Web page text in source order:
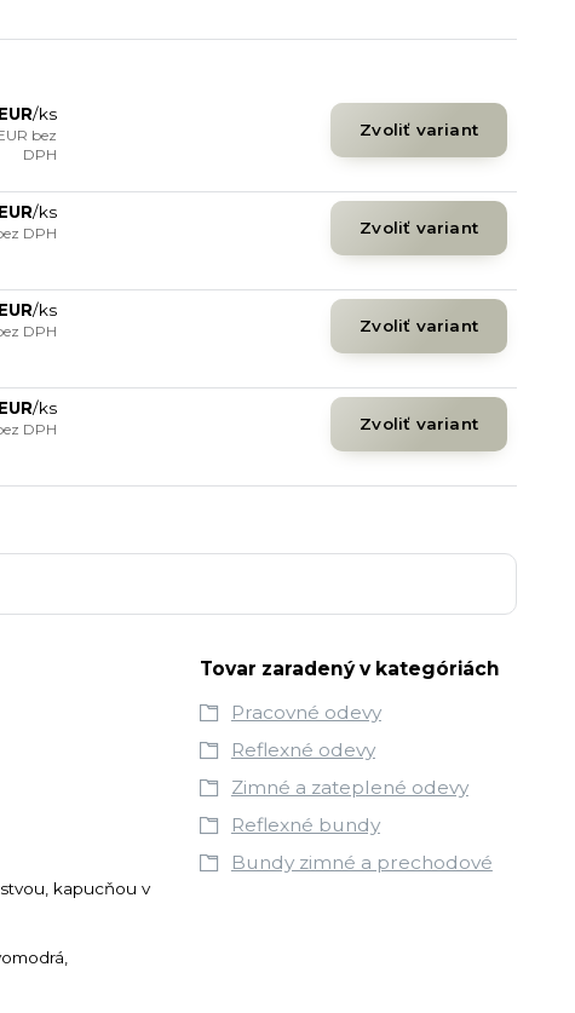
/ks
bez
DPH
Zvoliť variant
/ks
DPH Zvoliť variant
/ks
DPH Zvoliť variant
/ks
DPH Zvoliť variant
kapucňou v
Tovar zaradený v kategóriách
Pracovné odevy
Reflexné odevy
Zimné a zateplené odevy
Reflexné bundy
Bundy zimné a prechodové